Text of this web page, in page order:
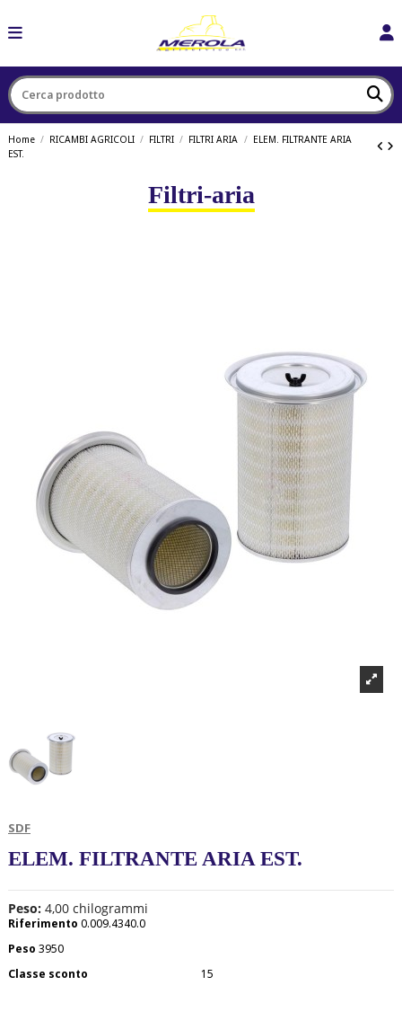
Home RICAMBI AGRICOLI FILTRI FILTRI ARIA
ELEM. FILTRANTE ARIA
EST.
Filtri-aria
SDF
ELEM. FILTRANTE ARIA EST.
Peso: 4,00 chilogrammi
Riferimento 0.009.4340.0
Peso 3950
Classe sconto
15